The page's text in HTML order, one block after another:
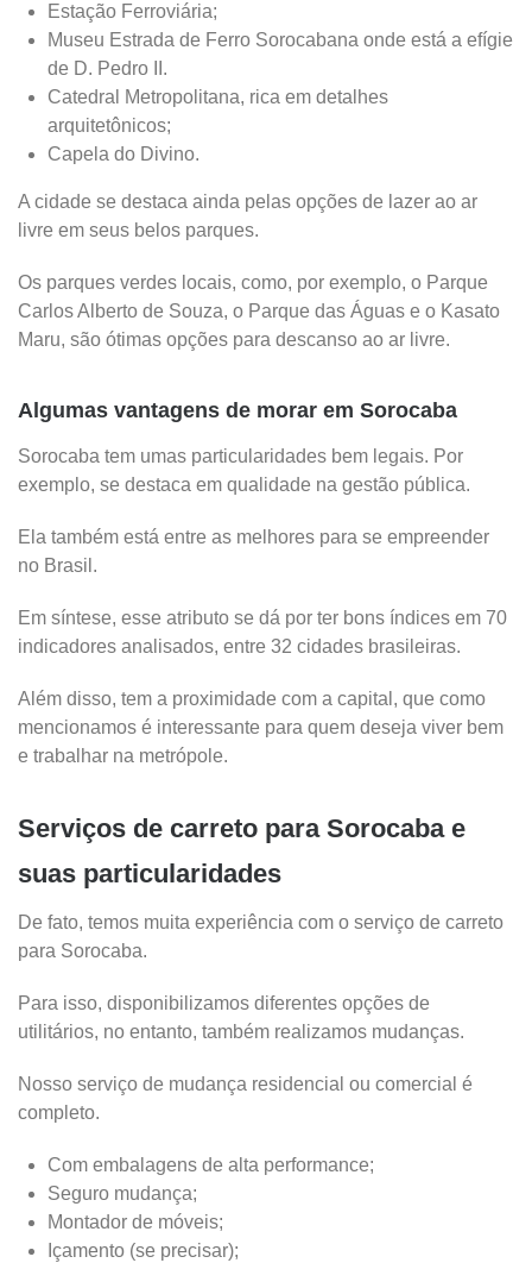
Estação Ferroviária;
Museu Estrada de Ferro Sorocabana onde está a efígie
de D. Pedro II.
Catedral Metropolitana, rica em detalhes
arquitetônicos;
Capela do Divino.
A cidade se destaca ainda pelas opções de lazer ao ar
livre em seus belos parques.
Os parques verdes locais, como, por exemplo, o Parque
Carlos Alberto de Souza, o Parque das Águas e o Kasato
Maru, são ótimas opções para descanso ao ar livre.
Algumas vantagens de morar em Sorocaba
Sorocaba tem umas particularidades bem legais. Por
exemplo, se destaca em qualidade na gestão pública.
Ela também está entre as melhores para se empreender
no Brasil.
Em síntese, esse atributo se dá por ter bons índices em 70
indicadores analisados, entre 32 cidades brasileiras.
Além disso, tem a proximidade com a capital, que como
mencionamos é interessante para quem deseja viver bem
e trabalhar na metrópole.
Serviços de carreto para Sorocaba e
suas particularidades
De fato, temos muita experiência com o serviço de carreto
para Sorocaba.
Para isso, disponibilizamos diferentes opções de
utilitários, no entanto, também realizamos mudanças.
Nosso serviço de mudança residencial ou comercial é
completo.
Com embalagens de alta performance;
Seguro mudança;
Montador de móveis;
Içamento (se precisar);